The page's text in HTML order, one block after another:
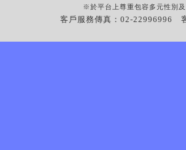
※於平台上尊重包容多元性別
客戶服務傳真：02-22996996